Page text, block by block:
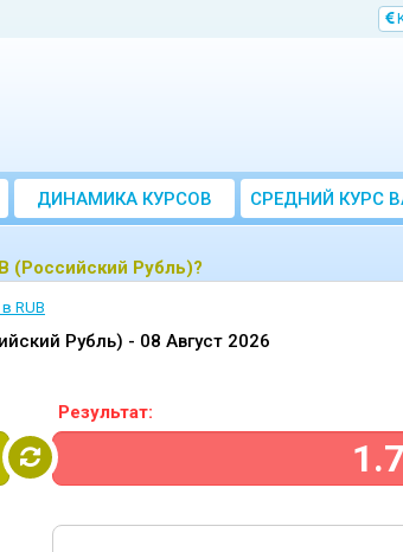
ДИНАМИКА КУРСОВ
CРЕДНИЙ КУРС
ЗА МЕСЯЦ
(Российский Рубль)?
RUB
Рубль) - 08 Август 2026
Результат: